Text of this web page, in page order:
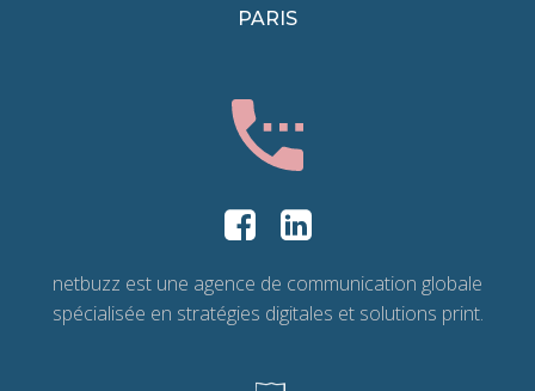
PARIS
netbuzz est une agence de communication globale
spécialisée en stratégies digitales et solutions print.